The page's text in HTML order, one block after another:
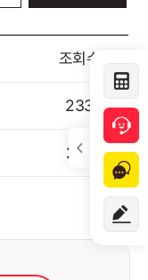
조회수
233
207